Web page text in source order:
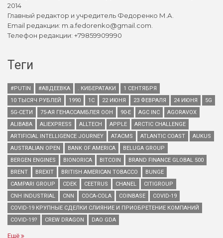
2014
Главный редактор и учредитель Федоренко М.А.
Email редакции: m.a.fedorenko@gmail.com.
Телефон редакции: +79859909990
Теги
#PUTIN #АВДЕЕВКА . КИБЕРАТАКИ
1 СЕНТЯБРЯ
10 ТЫСЯЧ РУБЛЕЙ
1990 1С 22 ИЮНЯ 23 ФЕВРАЛЯ 24 ИЮНЯ
5G
5G-СЕТИ
75-АЯ ГЕНАССАМБЛЕЯ ООН 90-Е AGC INC
AGORAVOX
ALIBABA
ALIEXPRESS ALLTECH APPLE
ARCTIC CHALLENGE
ARTIFICIAL INTELLIGENCE JOURNEY
ATACMS ATLANTIC COAST
AUKUS
AUSTRALIAN OPEN
BANK OF AMERICA
BELUGA GROUP
BERGEN ENGINES
BIONORICA BITCOIN
BRAND FINANCE GLOBAL 500
BRENT
BREXIT BRITISH AMERICAN TOBACCO
BUNGE
CAMPARI GROUP
CDEK CEETRUS CHANEL
CITIGROUP
CNH INDUSTRIAL
CNN COCA-COLA COINBASE
COVID-19
COVID-19 КРУПНЫЕ СДЕЛКИ СЛИЯНИЕ И ПРИОБРЕТЕНИЕ КОМПАНИЙ
COVID-19?
CREW DRAGON DAO GDA
Ещё